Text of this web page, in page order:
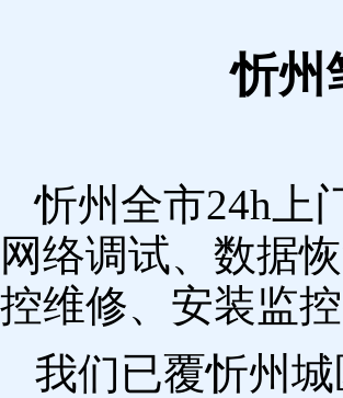
忻州
忻州全市24h上
网络调试、数据
控维修、安装监
我们已覆忻州